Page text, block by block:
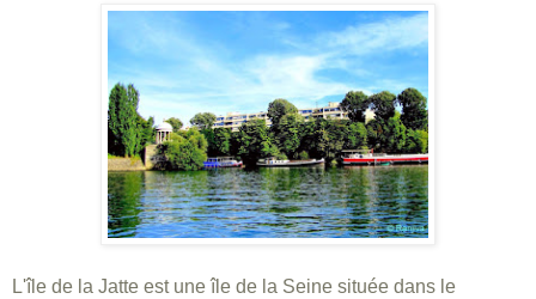
L'île de la Jatte est une île de la Seine située dans le